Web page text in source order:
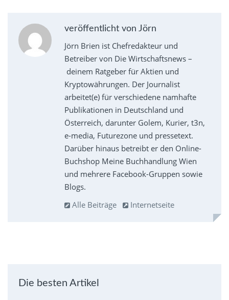
veröffentlicht von Jörn
Jörn Brien ist Chefredakteur und
Betreiber von Die Wirtschaftsnews –
deinem Ratgeber für Aktien und
Kryptowährungen. Der Journalist
arbeitet(e) für verschiedene namhafte
Publikationen in Deutschland und
Österreich, darunter Golem, Kurier, t3n,
e-media, Futurezone und pressetext.
Darüber hinaus betreibt er den Online-
Buchshop Meine Buchhandlung Wien
und mehrere Facebook-Gruppen sowie
Blogs.
Alle Beiträge
Internetseite
Die besten Artikel